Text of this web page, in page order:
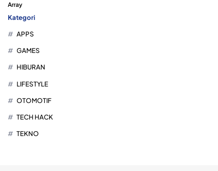
Array
Kategori
APPS
GAMES
HIBURAN
LIFESTYLE
OTOMOTIF
TECH HACK
TEKNO